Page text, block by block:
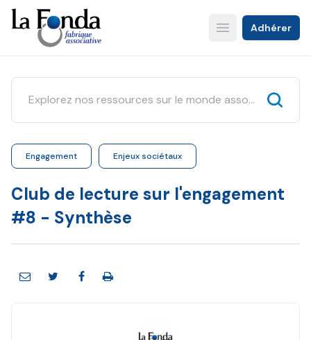
Aller
au
contenu
principal
Open main menu
Adhérer
Engagement Enjeux sociétaux
Club de lecture sur l'engagement
#8 - Synthèse